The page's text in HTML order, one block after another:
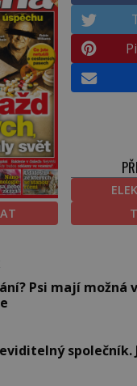
Psi mají možná
společník.